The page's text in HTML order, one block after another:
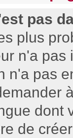
pas
plus
n'a
n'a pas
dont
de